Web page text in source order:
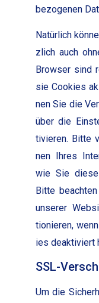
be­zo­ge­nen
Natür­lich
zlich auch
Brows­er sind
sie Cook­ies
nen Sie die
über die
tivieren. Bitte
nen Ihres
wie Sie diese
Bitte
unser­er
tion­ieren,
ies deak­tiviert
SSL-
Um die